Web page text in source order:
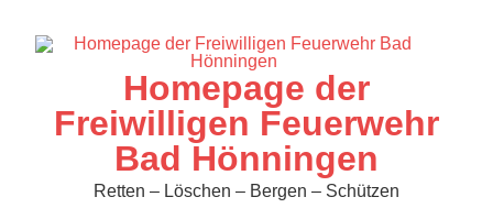
springen
Homepage der
Freiwilligen Feuerwehr
Bad Hönningen
Retten – Löschen – Bergen – Schützen